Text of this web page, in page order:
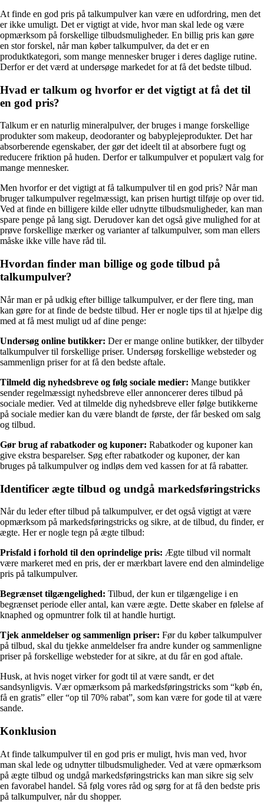
At finde en god pris på talkumpulver kan være en udfordring, men det
er ikke umuligt. Det er vigtigt at vide, hvor man skal lede og være
opmærksom på forskellige tilbudsmuligheder. En billig pris kan gøre
en stor forskel, når man køber talkumpulver, da det er en
produktkategori, som mange mennesker bruger i deres daglige rutine.
Derfor er det værd at undersøge markedet for at få det bedste tilbud.
Hvad er talkum og hvorfor er det vigtigt at få det til
en god pris?
Talkum er en naturlig mineralpulver, der bruges i mange forskellige
produkter som makeup, deodoranter og babyplejeprodukter. Det har
absorberende egenskaber, der gør det ideelt til at absorbere fugt og
reducere friktion på huden. Derfor er talkumpulver et populært valg for
mange mennesker.
Men hvorfor er det vigtigt at få talkumpulver til en god pris? Når man
bruger talkumpulver regelmæssigt, kan prisen hurtigt tilføje op over tid.
Ved at finde en billigere kilde eller udnytte tilbudsmuligheder, kan man
spare penge på lang sigt. Derudover kan det også give mulighed for at
prøve forskellige mærker og varianter af talkumpulver, som man ellers
måske ikke ville have råd til.
Hvordan finder man billige og gode tilbud på
talkumpulver?
Når man er på udkig efter billige talkumpulver, er der flere ting, man
kan gøre for at finde de bedste tilbud. Her er nogle tips til at hjælpe dig
med at få mest muligt ud af dine penge:
Undersøg online butikker: Der er mange online butikker, der tilbyder
talkumpulver til forskellige priser. Undersøg forskellige websteder og
sammenlign priser for at få den bedste aftale.
Tilmeld dig nyhedsbreve og følg sociale medier: Mange butikker
sender regelmæssigt nyhedsbreve eller annoncerer deres tilbud på
sociale medier. Ved at tilmelde dig nyhedsbreve eller følge butikkerne
på sociale medier kan du være blandt de første, der får besked om salg
og tilbud.
Gør brug af rabatkoder og kuponer: Rabatkoder og kuponer kan
give ekstra besparelser. Søg efter rabatkoder og kuponer, der kan
bruges på talkumpulver og indløs dem ved kassen for at få rabatter.
Identificer ægte tilbud og undgå markedsføringstricks
Når du leder efter tilbud på talkumpulver, er det også vigtigt at være
opmærksom på markedsføringstricks og sikre, at de tilbud, du finder, er
ægte. Her er nogle tegn på ægte tilbud:
Prisfald i forhold til den oprindelige pris: Ægte tilbud vil normalt
være markeret med en pris, der er mærkbart lavere end den almindelige
pris på talkumpulver.
Begrænset tilgængelighed: Tilbud, der kun er tilgængelige i en
begrænset periode eller antal, kan være ægte. Dette skaber en følelse af
knaphed og opmuntrer folk til at handle hurtigt.
Tjek anmeldelser og sammenlign priser: Før du køber talkumpulver
på tilbud, skal du tjekke anmeldelser fra andre kunder og sammenligne
priser på forskellige websteder for at sikre, at du får en god aftale.
Husk, at hvis noget virker for godt til at være sandt, er det
sandsynligvis. Vær opmærksom på markedsføringstricks som “køb én,
få en gratis” eller “op til 70% rabat”, som kan være for gode til at være
sande.
Konklusion
At finde talkumpulver til en god pris er muligt, hvis man ved, hvor
man skal lede og udnytter tilbudsmuligheder. Ved at være opmærksom
på ægte tilbud og undgå markedsføringstricks kan man sikre sig selv
en favorabel handel. Så følg vores råd og sørg for at få den bedste pris
på talkumpulver, når du shopper.